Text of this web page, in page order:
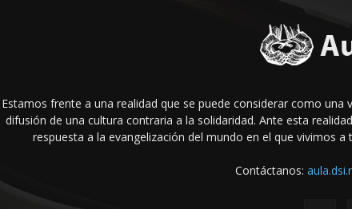
Estamos frente a una realidad que se puede considerar como
difusión de una cultura contraria a la solidaridad. Ante esta
respuesta a la evangelización del mundo en el que vivi­mos
Contáctanos: